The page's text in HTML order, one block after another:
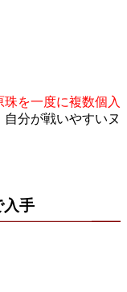
珠を一度に複数個入
分が戦いやすいヌ
入手